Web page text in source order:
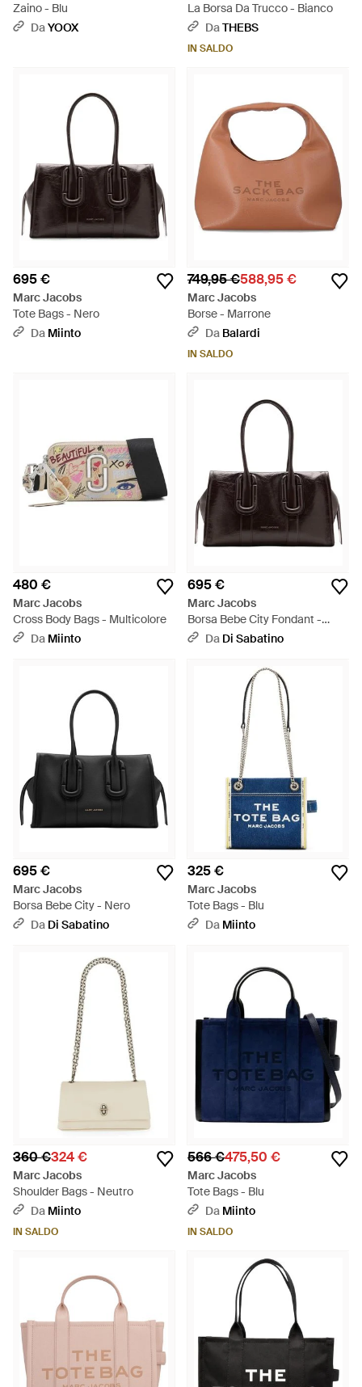
Zaino - Blu
DaYOOX
La Borsa Da Trucco - Bianco
DaTHEBS
IN SALDO
695 €
Marc Jacobs
Tote Bags - Nero
Da Miinto
749,95 €588,95 €
Marc Jacobs
Borse - Marrone
Da Balardi
IN SALDO
480 €
Marc Jacobs
Cross Body Bags - Multicolore
Da Miinto
695 €
Marc Jacobs
Borsa Bebe City Fondant -
NeroDa Di Sabatino
695 €
Marc Jacobs
Borsa Bebe City - Nero
Da Di Sabatino
325 €
Marc Jacobs
Tote Bags - Blu
Da Miinto
360 €324 €
Marc Jacobs
Shoulder Bags - Neutro
Da Miinto
IN SALDO
566 €475,50 €
Marc Jacobs
Tote Bags - Blu
Da Miinto
IN SALDO